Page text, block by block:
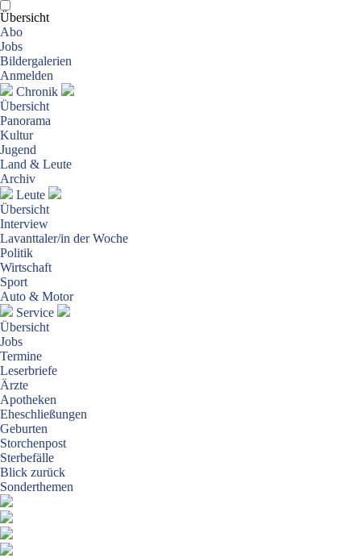
Übersicht
Abo
Jobs
Bildergalerien
Anmelden
Chronik
Übersicht
Panorama
Kultur
Jugend
Land & Leute
Archiv
Leute
Übersicht
Interview
Lavanttaler/in der Woche
Politik
Wirtschaft
Sport
Auto & Motor
Service
Übersicht
Jobs
Termine
Leserbriefe
Ärzte
Apotheken
Eheschließungen
Geburten
Storchenpost
Sterbefälle
Blick zurück
Sonderthemen